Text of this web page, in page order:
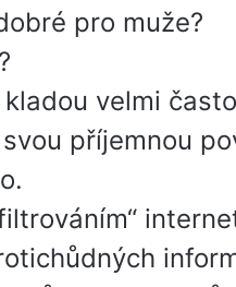
pro muže?
velmi
příjemnou